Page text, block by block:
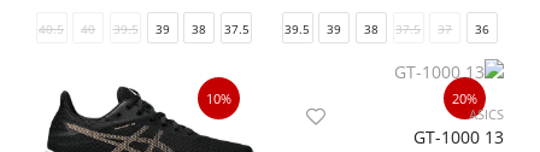
36
37
37.5
38
39
39.5
40.5
41.5 37.5
38
39
39.5
40
40.5
20%
ASICS
GT-1000 13
10%